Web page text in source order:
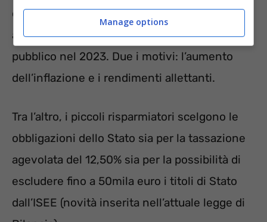
da quelli istituzionali o professionali) ad
acquistare oltre 2mila miliardi di debito
pubblico nel 2023. Due i motivi: l’aumento
dell’inflazione e i rendimenti allettanti.
Tra l’altro, i piccoli risparmiatori scelgono le
obbligazioni dello Stato sia per la tassazione
agevolata del 12,50% sia per la possibilità di
escludere fino a 50mila euro i titoli di Stato
dall’ISEE (novità inserita nell’attuale legge di
Manage options